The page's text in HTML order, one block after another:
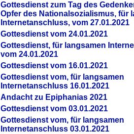
Gottesdienst zum Tag des
Opfer des Nationalsozialismus, für
Internetanschluss, vom 27.01.2021
Gottesdienst vom 24.01.2021
Gottesdienst, für langsamen
vom 24.01.2021
Gottesdienst vom 16.01.2021
Gottesdienst vom, für langsamen
Internetanschluss 16.01.2021
Andacht zu Epiphanias 2021
Gottesdienst vom 03.01.2021
Gottesdienst vom, für langsamen
Internetanschluss 03.01.2021